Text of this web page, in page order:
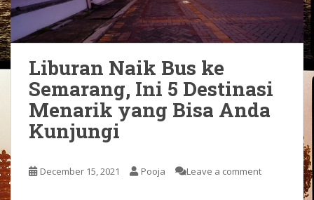
Liburan Naik Bus ke
Semarang, Ini 5 Destinasi
Menarik yang Bisa Anda
Kunjungi
December 15, 2021 Pooja Leave a comment